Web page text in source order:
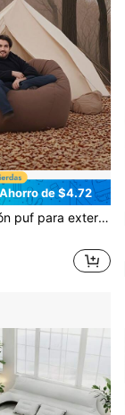
Ahorro de $4.72
estar, dormitorio, balcón, adecuado para ver TV, leer, tomar una siesta, sillón puf para adultos, silla para exteriores, mueble de balcón, silla de rincón de lectura, regalo de inauguración de la casa/Día de la Madre (solo funda, sin relleno), equipo de camping